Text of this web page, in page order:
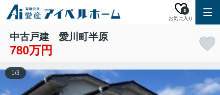
お気に入り
0
中古戸建 愛川町半原
780万円
1/3